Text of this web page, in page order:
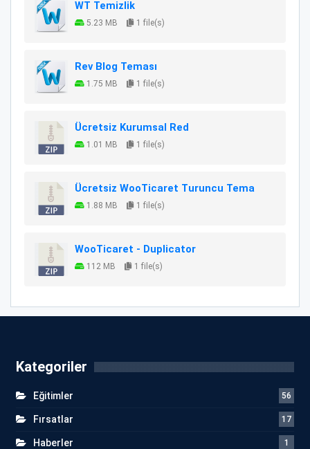
WT Temizlik
5.23 MB 1 file(s)
Rev Blog Teması
1.75 MB 1 file(s)
Ücretsiz Kurumsal Red
1.01 MB 1 file(s)
Ücretsiz WooTicaret Turuncu Tema
1.88 MB 1 file(s)
WooTicaret - Duplicator
112 MB 1 file(s)
Kategoriler
Eğitimler 56
Fırsatlar 17
Haberler 1